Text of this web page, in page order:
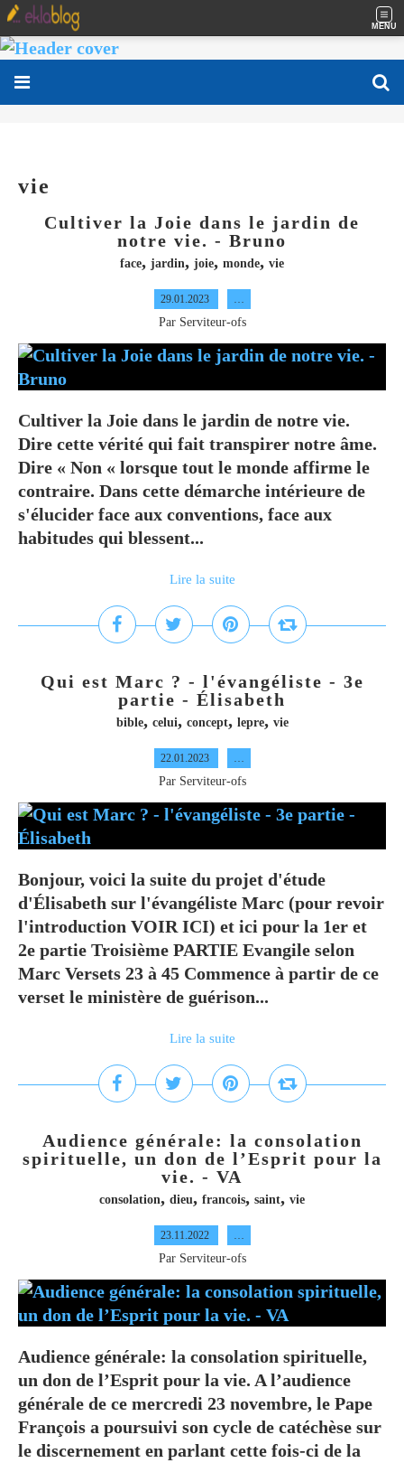
MENU
vie
Cultiver la Joie dans le jardin de
notre vie. - Bruno
face, jardin, joie, monde, vie
29.01.2023 …
Par Serviteur-ofs
Cultiver la Joie dans le jardin de notre vie.
Dire cette vérité qui fait transpirer notre âme.
Dire « Non « lorsque tout le monde affirme le
contraire. Dans cette démarche intérieure de
s'élucider face aux conventions, face aux
habitudes qui blessent...
Lire la suite
Qui est Marc ? - l'évangéliste - 3e
partie - Élisabeth
bible, celui, concept, lepre, vie
22.01.2023 …
Par Serviteur-ofs
Bonjour, voici la suite du projet d'étude
d'Élisabeth sur l'évangéliste Marc (pour revoir
l'introduction VOIR ICI) et ici pour la 1er et
2e partie Troisième PARTIE Evangile selon
Marc Versets 23 à 45 Commence à partir de ce
verset le ministère de guérison...
Lire la suite
Audience générale: la consolation
spirituelle, un don de l’Esprit pour la
vie. - VA
consolation, dieu, francois, saint, vie
23.11.2022 …
Par Serviteur-ofs
Audience générale: la consolation spirituelle,
un don de l’Esprit pour la vie. A l’audience
générale de ce mercredi 23 novembre, le Pape
François a poursuivi son cycle de catéchèse sur
le discernement en parlant cette fois-ci de la